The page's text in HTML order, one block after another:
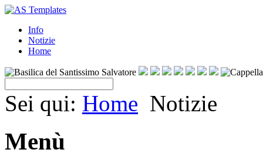
Info
Notizie
Home
Sei qui: Home Notizie
Menù